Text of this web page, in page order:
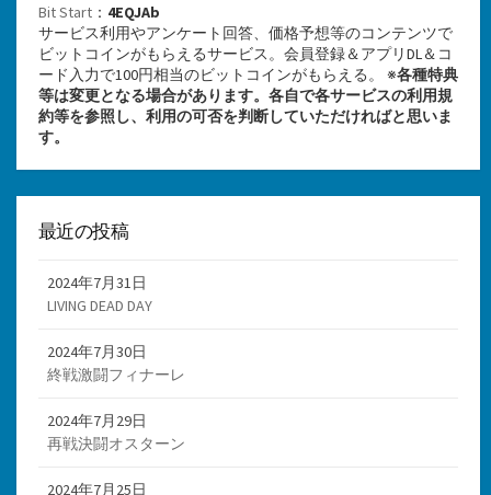
Bit Start ： 4EQJAb
サービス利用やアンケート回答、価格予想等のコンテンツで
ビットコインがもらえるサービス。会員登録＆アプリDL＆コ
ード入力で100円相当のビットコインがもらえる。 ※各種特典
等は変更となる場合があります。各自で各サービスの利用規
約等を参照し、利用の可否を判断していただければと思いま
す。
最近の投稿
2024年7月31日
LIVING DEAD DAY
2024年7月30日
終戦激闘フィナーレ
2024年7月29日
再戦決闘オスターン
2024年7月25日